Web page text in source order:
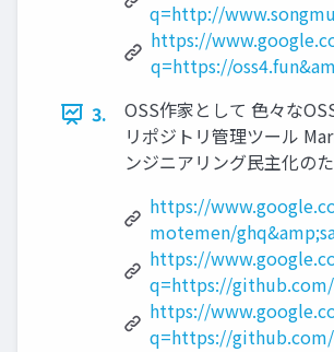
q=http://
https://
q=https://
3.
OSS作家として 色々な
リポジトリ管理ツール
ンジニアリング民主化の
https://
motemen/
https://
q=https://github.com/
https://
q=https://github.com/